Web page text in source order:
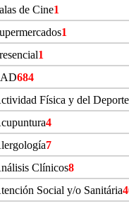
de Cine1
1
1
684
Física y del Deporte
4
7
Clínicos8
Social y/o Sanitária